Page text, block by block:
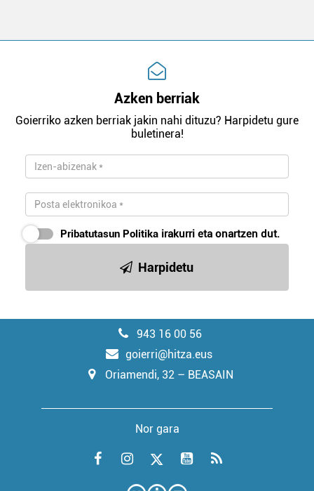
Azken berriak
Goierriko azken berriak jakin nahi dituzu? Harpidetu gure
buletinera!
Pribatutasun Politika irakurri eta onartzen dut.
Harpidetu
943 16 00 56
goierri@hitza.eus
Oriamendi, 32 – BEASAIN
Nor gara